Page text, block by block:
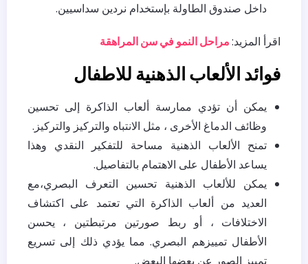
داخل صندوق الطاولة بإستخدام نردين سداسيين.
اقرأ المزيد:مراحل النمو في سن المراهقة
فوائد الألعاب الذهنية للاطفال
يمكن أن تؤدي ممارسة ألعاب الذاكرة إلى تحسين
وظائف الدماغ الأخرى ، مثل الانتباه والتركيز والتركيز.
تمنح الألعاب الذهنية مساحة للتفكير النقدي وهذا
يساعد الأطفال على الاهتمام بالتفاصيل.
يمكن للألعاب الذهنية تحسين التعرف البصري،مع
العديد من ألعاب الذاكرة التي تعتمد على اكتشاف
الاختلافات ، أو ربط صورتين مرتبطتين ، يحسن
الأطفال تمييزهم البصري. مما يؤدي ذلك إلى تسريع